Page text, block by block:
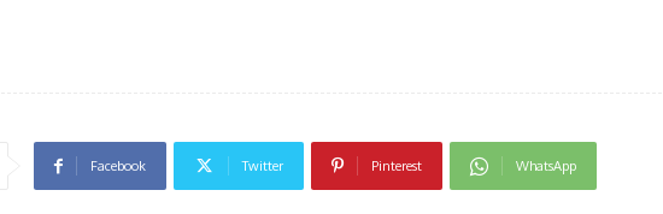
Facebook Twitter Pinterest WhatsApp